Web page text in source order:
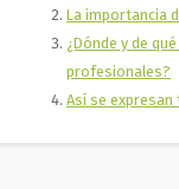
La importancia
¿Dónde y de
profesionales?
Así se